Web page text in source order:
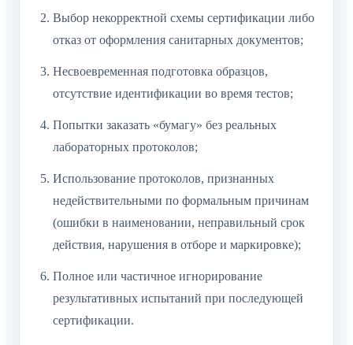
Выбор некорректной схемы сертификации либо
отказ от оформления санитарных документов;
Несвоевременная подготовка образцов,
отсутствие идентификации во время тестов;
Попытки заказать «бумагу» без реальных
лабораторных протоколов;
Использование протоколов, признанных
недействительными по формальным причинам
(ошибки в наименовании, неправильный срок
действия, нарушения в отборе и маркировке);
Полное или частичное игнорирование
результативных испытаний при последующей
сертификации.